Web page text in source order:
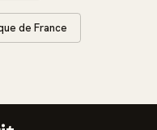
de France